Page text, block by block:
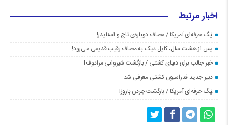
اخبار مرتبط
لیگ حرفه‌ای آمریکا / مصاف دوباره‌ی تاج و اسنایدر!
پس از هشت سال، کایل دیک به مصاف رقیب قدیمی می‌رود!
خبر جالب برای دنیای کشتی / بازگشت شیروانی مرادوف!
دبیر جدید فدراسیون کشتی معرفی شد
لیگ حرفه‌ای آمریکا / بازگشت جردن باروز!